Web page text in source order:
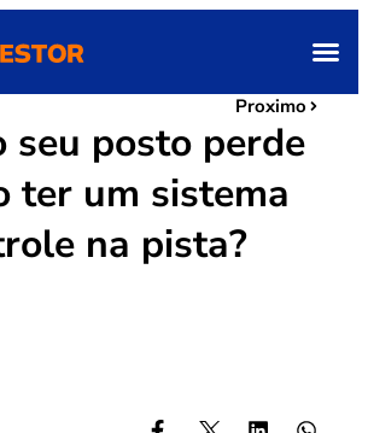
Proximo
seu posto perde
ter um sistema
na pista?